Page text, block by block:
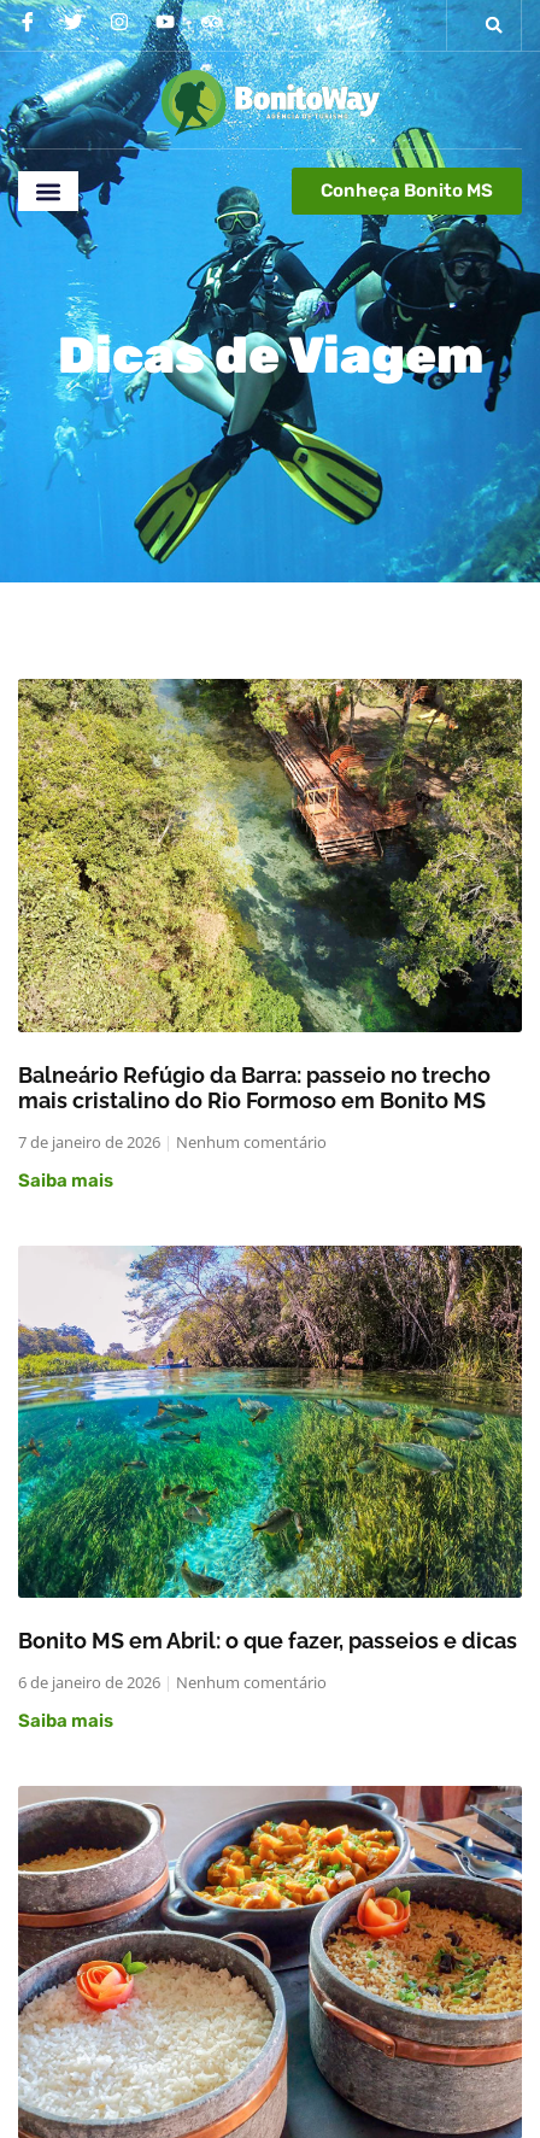
Conheça Bonito MS
Dicas de Viagem
Balneário Refúgio da Barra: passeio no trecho
mais cristalino do Rio Formoso em Bonito MS
7 de janeiro de 2026
Nenhum comentário
Saiba mais
Bonito MS em Abril: o que fazer, passeios e dicas
6 de janeiro de 2026
Nenhum comentário
Saiba mais